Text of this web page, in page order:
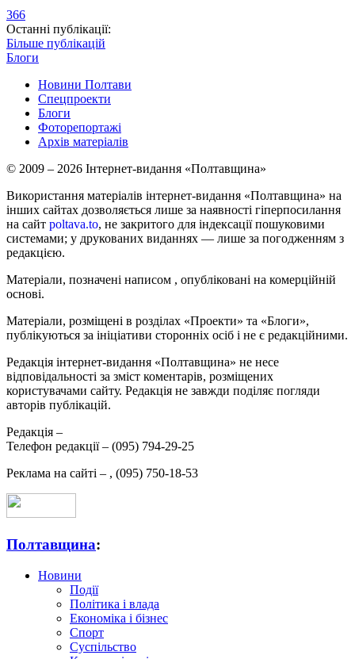
366
Останні публікації:
Більше публікацій
Блоги
Новини Полтави
Спецпроекти
Блоги
Фоторепортажі
Архів матеріалів
© 2009 – 2026 Інтернет-видання «Полтавщина»
Використання матеріалів інтернет-видання «Полтавщина» на
інших сайтах дозволяється лише за наявності гіперпосилання
на сайт poltava.to, не закритого для індексації пошуковими
системами; у друкованих виданнях — лише за погодженням з
редакцією.
Матеріали, позначені написом , опубліковані на комерційній
основі.
Матеріали, розміщені в розділах «Проекти» та «Блоги»,
публікуються за ініціативи сторонніх осіб і не є редакційними.
Редакція інтернет-видання «Полтавщина» не несе
відповідальності за зміст коментарів, розміщених
користувачами сайту. Редакція не завжди поділяє погляди
авторів публікацій.
Редакція –
Телефон редакції – (095) 794-29-25
Реклама на сайті – , (095) 750-18-53
Полтавщина:
Новини
Події
Політика і влада
Економіка і бізнес
Спорт
Суспільство